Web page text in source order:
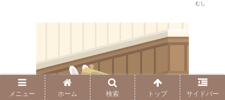
むし
メニュー ホーム 検索 トップ サイドバー